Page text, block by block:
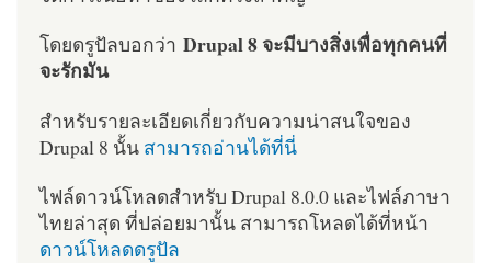
โดยดรูปัลบอกว่า Drupal 8 จะมีบางสิ่งเพื่อทุกคนที่
จะรักมัน
สำหรับรายละเอียดเกี่ยวกับความน่าสนใจของ
Drupal 8 นั้น สามารถอ่านได้ที่นี่
ไฟล์ดาวน์โหลดสำหรับ Drupal 8.0.0 และไฟล์ภาษา
ไทยล่าสุด ที่ปล่อยมานั้น สามารถโหลดได้ที่หน้า
ดาวน์โหลดดรูปัล